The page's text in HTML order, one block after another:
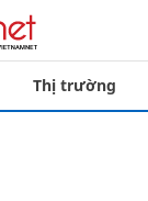
Thị trường